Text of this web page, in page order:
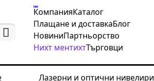
КомпанияКаталог
Плащане и доставкаБлог
НовиниПартньорство
Нихт ментихтТърговци
Лазерни и оптични нивелири